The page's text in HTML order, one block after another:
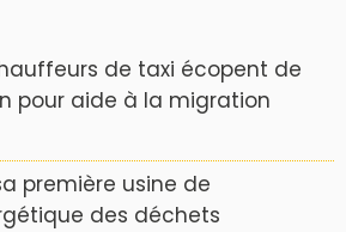
de taxi écopent de
pour aide à la migration
première usine de
des déchets